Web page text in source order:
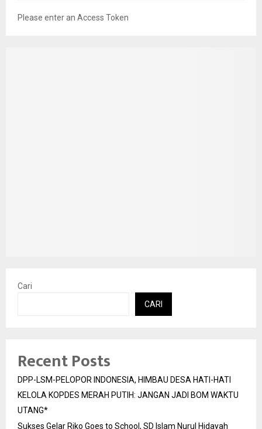
Please enter an Access Token
Cari
CARI
Recent Posts
DPP-LSM-PELOPOR INDONESIA, HIMBAU DESA HATI-HATI
KELOLA KOPDES MERAH PUTIH: JANGAN JADI BOM WAKTU
UTANG*
Sukses Gelar Riko Goes to School, SD Islam Nurul Hidayah